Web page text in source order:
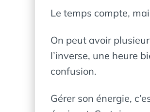
Le temps compte,
On peut avoir
l’inverse, une heure
confusion.
Gérer son énergie,